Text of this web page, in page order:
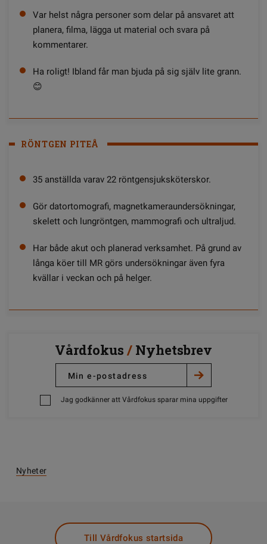
Var helst några personer som delar på ansvaret att
planera, filma, lägga ut material och svara på
kommentarer.
Ha roligt! Ibland får man bjuda på sig själv lite grann.
😊
RÖNTGEN PITEÅ
35 anställda varav 22 röntgensjuksköterskor.
Gör datortomografi, magnetkameraundersökningar,
skelett och lungröntgen, mammografi och ultraljud.
Har både akut och planerad verksamhet. På grund av
långa köer till MR görs undersökningar även fyra
kvällar i veckan och på helger.
Vårdfokus / Nyhetsbrev
Jag godkänner att Vårdfokus sparar mina uppgifter
Nyheter
Till Vårdfokus startsida